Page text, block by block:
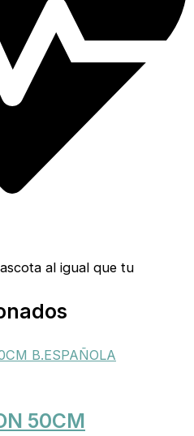
al igual que tu
50CM